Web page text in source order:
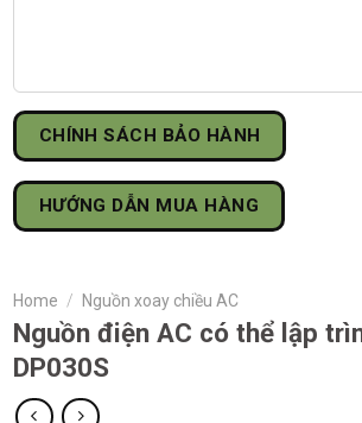
CHÍNH SÁCH BẢO HÀNH
HƯỚNG DẪN MUA HÀNG
Home / Nguồn xoay chiều AC
Nguồn điện AC có thể lập
DP030S